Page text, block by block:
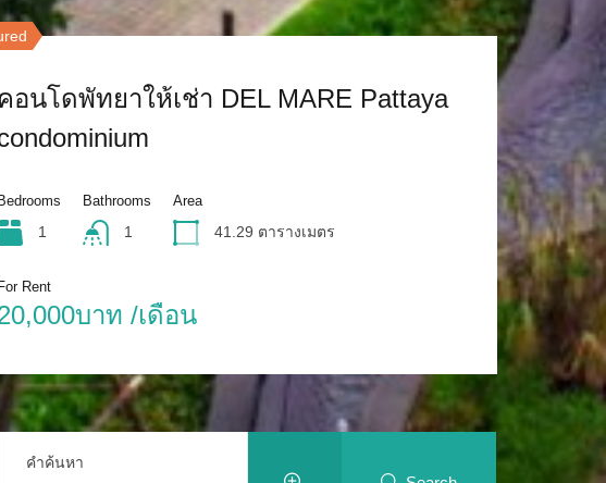
คอนโดพัทยาให้เช่า DEL MARE Pattaya
Bedrooms
1
Bathrooms
1
Area
41.29 ตารางเมตร
For Rent
บาท /เดือน
คอนโดพัทยา คอนโดเดอะริเวียร่า จอม
ทียน
Bedrooms
1
Bathrooms
1
Area
27 ตารางเมตร
For Rent
บาท /เดือน
คำค้นหา